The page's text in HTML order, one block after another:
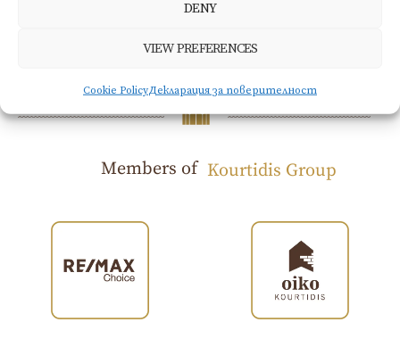
DENY
VIEW PREFERENCES
Cookie PolicyДекларация за поверителност
BOOK NOW
Members of Kourtidis Group